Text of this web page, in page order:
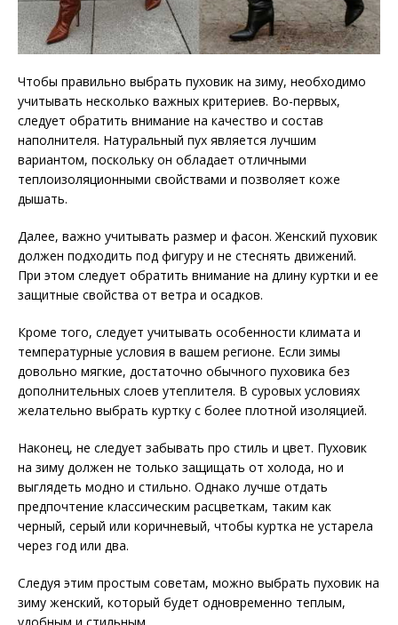
Чтобы правильно выбрать пуховик на зиму, необходимо
учитывать несколько важных критериев. Во-первых,
следует обратить внимание на качество и состав
наполнителя. Натуральный пух является лучшим
вариантом, поскольку он обладает отличными
теплоизоляционными свойствами и позволяет коже
дышать.
Далее, важно учитывать размер и фасон. Женский пуховик
должен подходить под фигуру и не стеснять движений.
При этом следует обратить внимание на длину куртки и ее
защитные свойства от ветра и осадков.
Кроме того, следует учитывать особенности климата и
температурные условия в вашем регионе. Если зимы
довольно мягкие, достаточно обычного пуховика без
дополнительных слоев утеплителя. В суровых условиях
желательно выбрать куртку с более плотной изоляцией.
Наконец, не следует забывать про стиль и цвет. Пуховик
на зиму должен не только защищать от холода, но и
выглядеть модно и стильно. Однако лучше отдать
предпочтение классическим расцветкам, таким как
черный, серый или коричневый, чтобы куртка не устарела
через год или два.
Следуя этим простым советам, можно выбрать пуховик на
зиму женский, который будет одновременно теплым,